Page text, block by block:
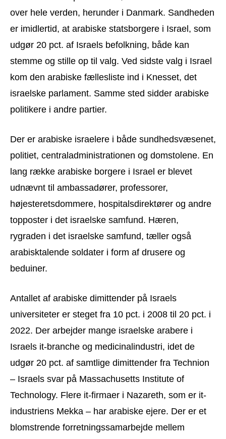
over hele verden, herunder i Danmark. Sandheden
er imidlertid, at arabiske statsborgere i Israel, som
udgør 20 pct. af Israels befolkning, både kan
stemme og stille op til valg. Ved sidste valg i Israel
kom den arabiske fællesliste ind i Knesset, det
israelske parlament. Samme sted sidder arabiske
politikere i andre partier.
Der er arabiske israelere i både sundhedsvæsenet,
politiet, centraladministrationen og domstolene. En
lang række arabiske borgere i Israel er blevet
udnævnt til ambassadører, professorer,
højesteretsdommere, hospitalsdirektører og andre
topposter i det israelske samfund. Hæren,
rygraden i det israelske samfund, tæller også
arabisktalende soldater i form af drusere og
beduiner.
Antallet af arabiske dimittender på Israels
universiteter er steget fra 10 pct. i 2008 til 20 pct. i
2022. Der arbejder mange israelske arabere i
Israels it-branche og medicinalindustri, idet de
udgør 20 pct. af samtlige dimittender fra Technion
– Israels svar på Massachusetts Institute of
Technology. Flere it-firmaer i Nazareth, som er it-
industriens Mekka – har arabiske ejere. Der er et
blomstrende forretningssamarbejde mellem